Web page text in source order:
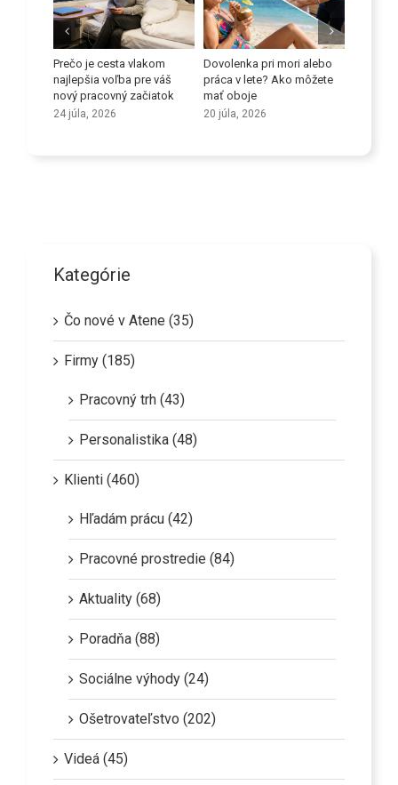
Prečo je cesta vlakom
najlepšia voľba pre váš
nový pracovný začiatok
24 júla, 2026
Dovolenka pri mori alebo
práca v lete? Ako môžete
mať oboje
20 júla, 2026
Kategórie
Čo nové v Atene (35)
Firmy (185)
Pracovný trh (43)
Personalistika (48)
Klienti (460)
Hľadám prácu (42)
Pracovné prostredie (84)
Aktuality (68)
Poradňa (88)
Sociálne výhody (24)
Ošetrovateľstvo (202)
Videá (45)